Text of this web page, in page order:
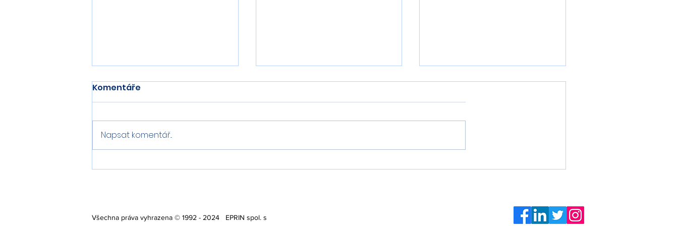
Rozšiřujeme! Včelí stezka
Zachraňte včely ve
Komentáře
Napsat komentář...
Všechna práva vyhrazena © 1992 - 2024 EPRIN spol. s